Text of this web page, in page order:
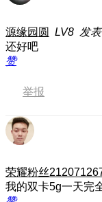
源缘园圆 LV8 发
还好吧
赞
举报
荣耀粉丝
我的双卡5g一天完